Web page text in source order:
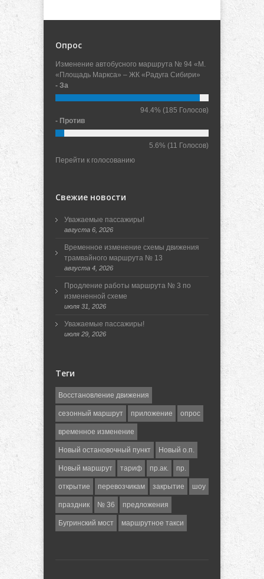
Опрос
Изменение автобусного маршрута № 94 «М.
«Площадь Маркса» – ЖК «Радуга Сибири»
- За
94.4% (185 Голосов)
- Против
5.6% (11 Голосов)
Перейти к голосованию
Свежие новости
Уважаемые пассажиры!
августа 6, 2026
Временное изменение схемы движения
трамвайного маршрута № 13
августа 4, 2026
Продление работы маршрута № 3 по
измененной схеме
июля 31, 2026
Уважаемые пассажиры!
июля 29, 2026
Теги
Восстановление движения
сезонный маршрут приложение опрос
временное изменение
Новый остановочный пункт Новый о.п.
Новый маршрут тариф пр.ак. пр.
открытие перевозчикам закрытие шоу
праздник № 36 предложения
Бугринский мост маршрутное такси